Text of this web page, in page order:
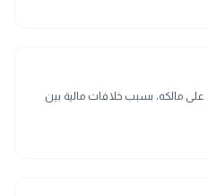
مالكه، بسبب خلافات مالية بين